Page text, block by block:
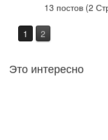
13 постов (2
1
2
Это интересно